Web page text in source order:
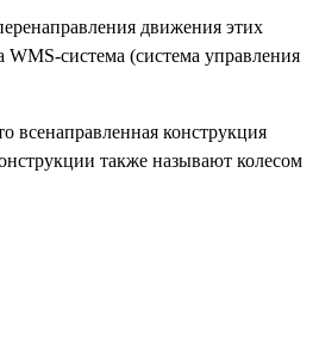
движения этих
система (система управления
всенаправленная конструкция
также называют колесом